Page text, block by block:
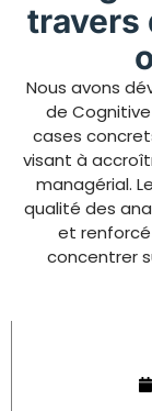
travers
Nous avons
de
cases
visant à
managérial.
qualité des
et
concentrer